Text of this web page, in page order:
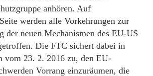
anhören. Auf
werden alle Vorkehrungen zur
der neuen Mechanismen des EU-US
Die FTC sichert dabei in
vom 23. 2. 2016 zu, den EU-
Vorrang einzuräumen, die